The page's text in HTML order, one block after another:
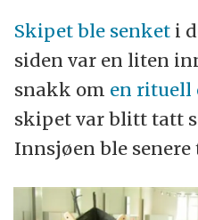
Skipet ble senket i
siden var en liten
snakk om en rituell
skipet var blitt tatt
Innsjøen ble